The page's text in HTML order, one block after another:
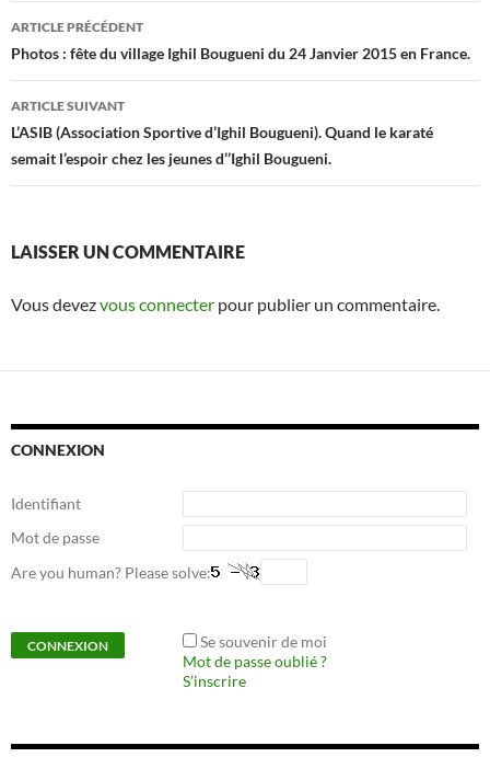
Navigation
des
articles
ARTICLE PRÉCÉDENT
Photos : fête du village Ighil Bougueni du 24 Janvier 2015 en France.
ARTICLE SUIVANT
L’ASIB (Association Sportive d’Ighil Bougueni). Quand le karaté
semait l’espoir chez les jeunes d’’Ighil Bougueni.
LAISSER UN COMMENTAIRE
Vous devezvous connecter pour publier un commentaire.
CONNEXION
Identifiant
Mot de passe
Are you human? Please solve:
Se souvenir de moi
Mot de passe oublié ?
S’inscrire